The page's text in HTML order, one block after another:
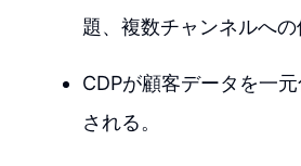
題、複数チャンネルへ
CDPが顧客データを一
される。